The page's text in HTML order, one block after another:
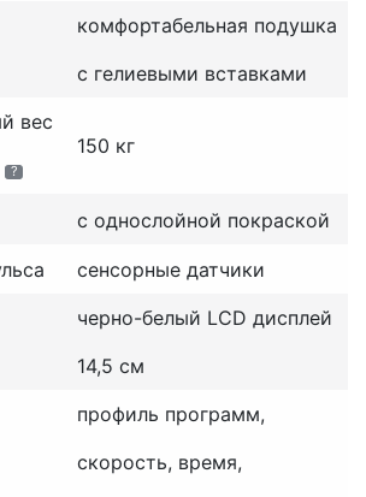
комфортабельная подушка
с гелиевыми вставками
вес
?
150 кг
с однослойной покраской
сенсорные датчики
черно-белый LCD дисплей
14,5 см
профиль программ,
скорость, время,